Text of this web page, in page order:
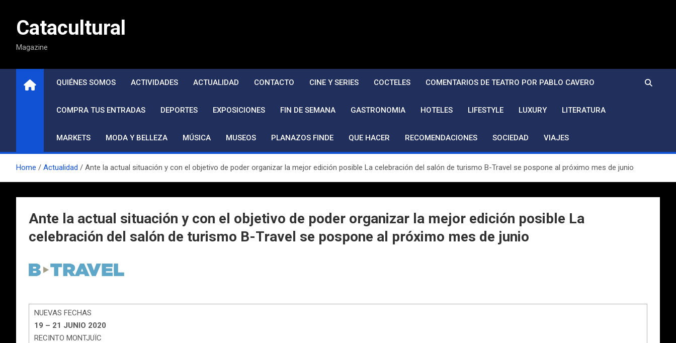
contenidoCatacultural
Magazine
QUIÉNES SOMOS ACTIVIDADES ACTUALIDAD CONTACTO CINE Y SERIES COCTELES COMENTARIOS DE TEATRO POR PABLO CAVERO
COMPRA TUS ENTRADAS DEPORTES EXPOSICIONES FIN DE SEMANA GASTRONOMIA HOTELES LIFESTYLE LUXURY LITERATURA
MARKETS MODA Y BELLEZA MÚSICA MUSEOS PLANAZOS FINDE QUE HACER RECOMENDACIONES SOCIEDAD VIAJES
Home Actualidad Ante la actual situación y con el objetivo de poder organizar la mejor edición posible La celebración del salón de turismo B-Travel se pospone al próximo mes de junio
Ante la actual situación y con el objetivo de poder organizar la mejor edición posible La
celebración del salón de turismo B-Travel se pospone al próximo mes de junio
NUEVAS FECHAS
19 – 21 JUNIO 2020
RECINTO MONTJUÏC